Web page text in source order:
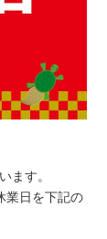
ます。
業日を下記の